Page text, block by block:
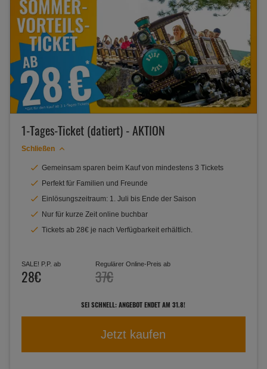
1-Tages-Ticket (datiert) - AKTION
Schließen
Gemeinsam sparen beim Kauf von mindestens 3 Tickets
Perfekt für Familien und Freunde
⁠Einlösungszeitraum: 1. Juli bis Ende der Saison
Nur für kurze Zeit online buchbar
Tickets ab 28€ je nach Verfügbarkeit erhältlich.
SALE! P.P. ab
28€
Regulärer Online-Preis ab
37€
SEI SCHNELL: ANGEBOT ENDET AM 31.8!
Jetzt kaufen